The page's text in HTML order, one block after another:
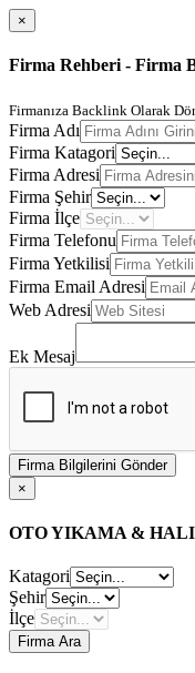
×
Firma Rehberi - Firma
Firmanıza Backlink Olarak
Firma Adı
Firma Katagori
Firma Adresi
Firma Şehir
Firma İlçe
Firma Telefonu
Firma Yetkilisi
Firma Email Adresi
Web Adresi
Ek Mesaj
Firma Bilgilerini Gönder
×
OTO YIKAMA &
Katagori
Şehir
İlçe
Firma Ara